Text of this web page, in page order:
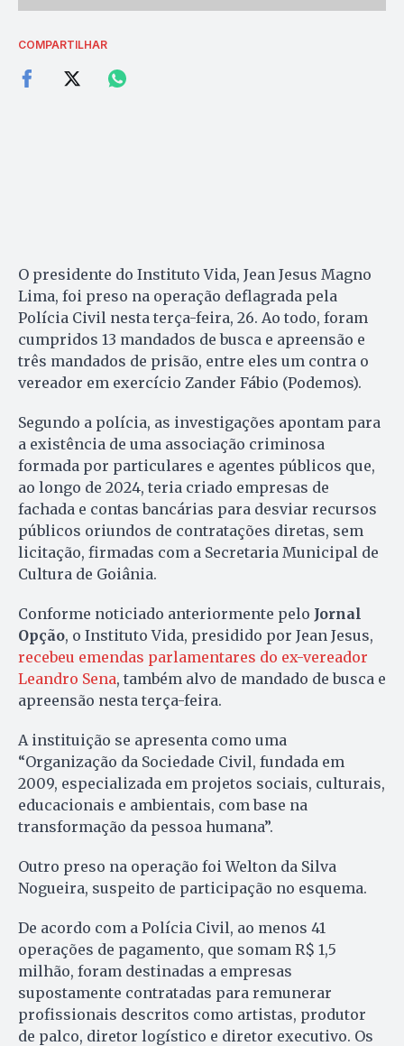
COMPARTILHAR
O presidente do Instituto Vida, Jean Jesus Magno
Lima, foi preso na operação deflagrada pela
Polícia Civil nesta terça-feira, 26. Ao todo, foram
cumpridos 13 mandados de busca e apreensão e
três mandados de prisão, entre eles um contra o
vereador em exercício Zander Fábio (Podemos).
Segundo a polícia, as investigações apontam para
a existência de uma associação criminosa
formada por particulares e agentes públicos que,
ao longo de 2024, teria criado empresas de
fachada e contas bancárias para desviar recursos
públicos oriundos de contratações diretas, sem
licitação, firmadas com a Secretaria Municipal de
Cultura de Goiânia.
Conforme noticiado anteriormente pelo Jornal
Opção, o Instituto Vida, presidido por Jean Jesus,
recebeu emendas parlamentares do ex-vereador
Leandro Sena, também alvo de mandado de busca e
apreensão nesta terça-feira.
A instituição se apresenta como uma
“Organização da Sociedade Civil, fundada em
2009, especializada em projetos sociais, culturais,
educacionais e ambientais, com base na
transformação da pessoa humana”.
Outro preso na operação foi Welton da Silva
Nogueira, suspeito de participação no esquema.
De acordo com a Polícia Civil, ao menos 41
operações de pagamento, que somam R$ 1,5
milhão, foram destinadas a empresas
supostamente contratadas para remunerar
profissionais descritos como artistas, produtor
de palco, diretor logístico e diretor executivo. Os